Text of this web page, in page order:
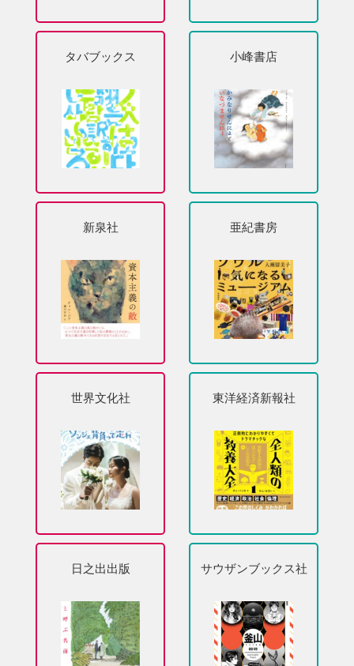
タバブックス 小峰書店
新泉社 亜紀書房
世界文化社 東洋経済新報社
日之出出版 サウザンブックス社